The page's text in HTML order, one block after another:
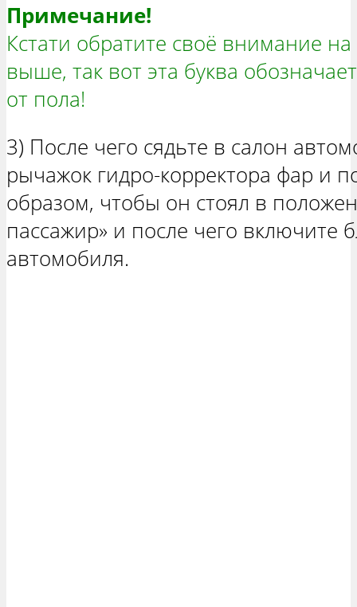
Примечание!
Кстати обратите своё внимание на
выше, так вот эта буква
от пола!
3) После чего сядьте в салон
рычажок гидро-корректора фар и
образом, чтобы он стоял в
пассажир» и после чего включите
автомобиля.